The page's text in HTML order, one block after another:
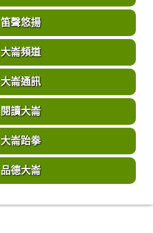
笛聲悠揚
大崙頻道
大崙通訊
閱讀大崙
大崙跆拳
品德大崙